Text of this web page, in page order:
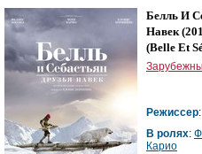
Белль И
Навек
(Belle Et
Режиссер:
В ролях:
Карио